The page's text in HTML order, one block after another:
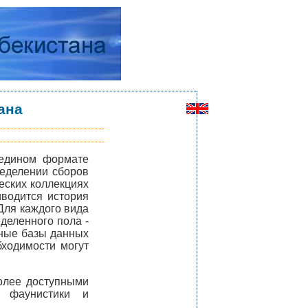
формате
сборов
коллекциях
история
каждого вида
пола -
базы данных
могут
доступными
фаунистики и